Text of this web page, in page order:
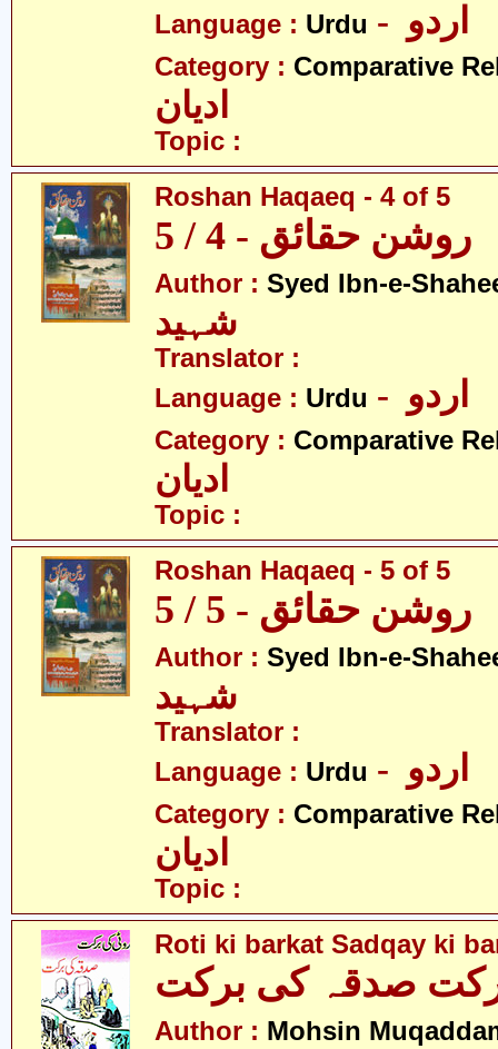
Language : Urdu
Category : Comparative
ادیان
Topic :
Roshan Haqaeq - 4 of 5
روشن حقائق - 4 / 5
Author : Syed Ibn-e-
شہید
Translator :
Language : Urdu
Category : Comparative
ادیان
Topic :
Roshan Haqaeq - 5 of 5
روشن حقائق - 5 / 5
Author : Syed Ibn-e-
شہید
Translator :
Language : Urdu
Category : Comparative
ادیان
Topic :
Roti ki barkat Sadqay ki
صدقہ کی برکت
Author : Mohsin